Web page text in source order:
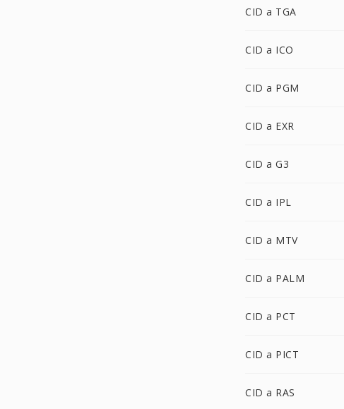
CID a TGA
CID a ICO
CID a PGM
CID a EXR
CID a G3
CID a IPL
CID a MTV
CID a PALM
CID a PCT
CID a PICT
CID a RAS